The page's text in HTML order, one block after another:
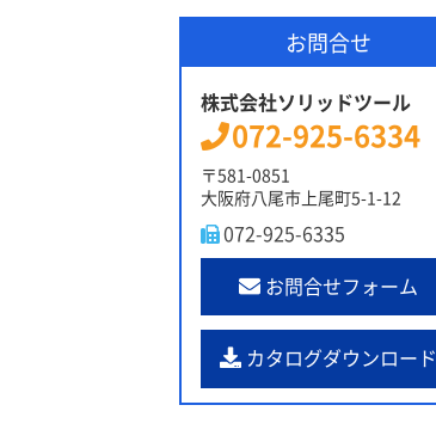
お問合せ
株式会社ソリッドツール
072-925-6334
〒581-0851
大阪府八尾市上尾町5-1-12
072-925-6335
お問合せフォーム
カタログダウンロード